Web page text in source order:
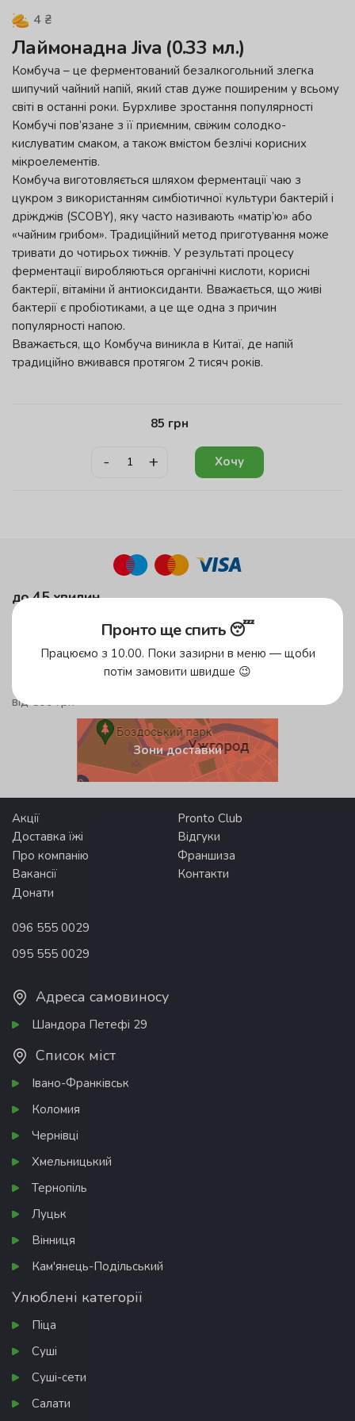
4 ₴
Лаймонадна Jiva (0.33 мл.)
Комбуча – це ферментований безалкогольний злегка
шипучий чайний напій, який став дуже поширеним у всьому
світі в останні роки. Бурхливе зростання популярності
Комбучі пов’язане з її приємним, свіжим солодко-
кислуватим смаком, а також вмістом безлічі корисних
мікроелементів.
Комбуча виготовляється шляхом ферментації чаю з
цукром з використанням симбіотичної культури бактерій і
дріжджів (SCOBY), яку часто називають «матір’ю» або
«чайним грибом». Традиційний метод приготування може
тривати до чотирьох тижнів. У результаті процесу
ферментації виробляються органічні кислоти, корисні
бактерії, вітаміни й антиоксиданти. Вважається, що живі
бактерії є пробіотиками, а це ще одна з причин
популярності напою.
Вважається, що Комбуча виникла в Китаї, де напій
традиційно вживався протягом 2 тисяч років.
85 грн
- + Хочу
до 45 хвилин
у зеленій зоні!
у жовтій зоні
від 500 грн
Зони доставки
Акції
Pronto Club
Доставка їжі
Відгуки
Про компанію
Франшиза
Вакансії
Контакти
Донати
096 555 0029
095 555 0029
Адреса самовиносу
Шандора Петефі 29
Список міст
Івано-Франківськ
Коломия
Чернівці
Хмельницький
Тернопіль
Луцьк
Вінниця
Кам'янець-Подільський
Улюблені категорії
Піца
Суші
Суші-сети
Салати
Пронто ще спить 😴
Працюємо з 10.00. Поки зазирни в меню — щоби
потім замовити швидше 😉